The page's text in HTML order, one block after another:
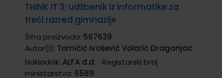
THINK IT 3; udžbenik iz informatike za
treći razred gimnazije
Šifra proizvoda: 567639
Autor(i): Tomičić Ivošević Volarić Draganjac
Nakladnik: ALFA d.d.
Registarski broj
ministarstva: 6589